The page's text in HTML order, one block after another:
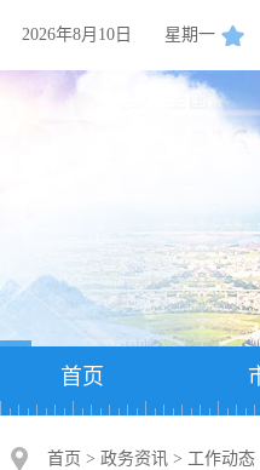
2026年8月10日 星期一
首页
首页 > 政务资讯 > 工作动态